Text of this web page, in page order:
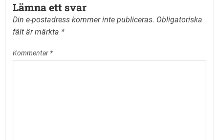
Lämna ett svar
Din e-postadress kommer inte publiceras. Obligatoriska
fält är märkta *
Kommentar *